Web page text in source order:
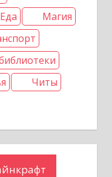
Еда
Магия
Читы